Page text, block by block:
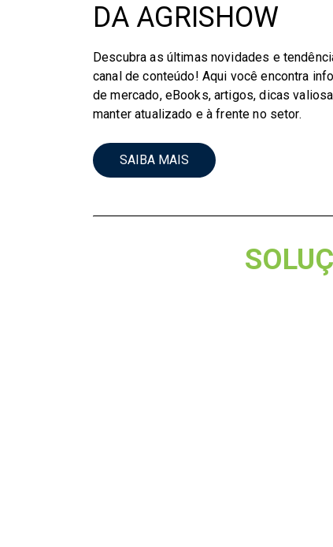
DA AGRISHOW
Descubra as últimas novidades e
canal de conteúdo! Aqui você encontra
de mercado, eBooks, artigos, dicas
manter atualizado e à frente no setor.
SAIBA MAIS